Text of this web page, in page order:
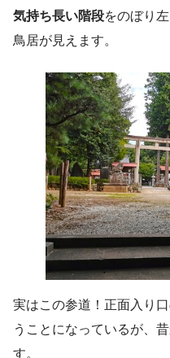
気持ち長い階段をのぼり
鳥居が見えます。
実はこの参道！正面入り
うことになっているが、
す。